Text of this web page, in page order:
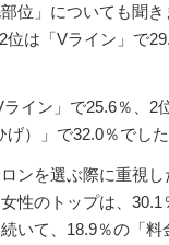
位」についても聞き
位は「Vライン」で
イン」で25.6％、2
）」で32.0％でした
ンを選ぶ際に重視し
性のトップは、30.1
いて、18.9％の「料